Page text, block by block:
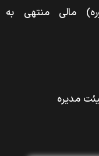
مالی منتهی به
مدیره